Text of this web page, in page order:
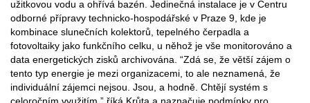
užitkovou vodu a ohřívá bazén. Jedinečná instalace je v Centru
odborné přípravy technicko-hospodářské v Praze 9, kde je
kombinace slunečních kolektorů, tepelného čerpadla a
fotovoltaiky jako funkčního celku, u něhož je vše monitorováno a
data energetických zisků archivována. “Zdá se, že větší zájem o
tento typ energie je mezi organizacemi, to ale neznamená, že
individuální zájemci nejsou. Jsou, a hodně. Chtějí systém s
celoročním využitím,” říká Krůta a naznačuje podmínky pro